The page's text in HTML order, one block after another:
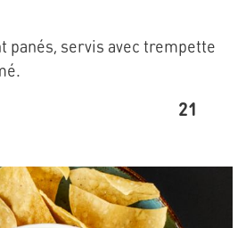
panés, servis avec trempette
21